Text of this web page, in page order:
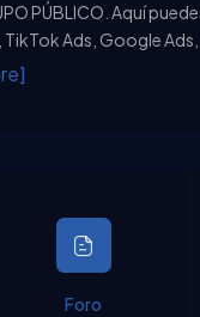
PÚBLICO. Aquí
TikTok Ads, Google
responde y
Foro